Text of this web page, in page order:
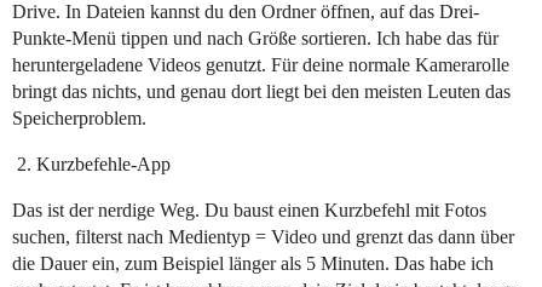
Drive. In Dateien kannst du den Ordner öffnen, auf das Drei-
Punkte-Menü tippen und nach Größe sortieren. Ich habe das für
heruntergeladene Videos genutzt. Für deine normale Kamerarolle
bringt das nichts, und genau dort liegt bei den meisten Leuten das
Speicherproblem.
Kurzbefehle-App
Das ist der nerdige Weg. Du baust einen Kurzbefehl mit Fotos
suchen, filterst nach Medientyp = Video und grenzt das dann über
die Dauer ein, zum Beispiel länger als 5 Minuten. Das habe ich